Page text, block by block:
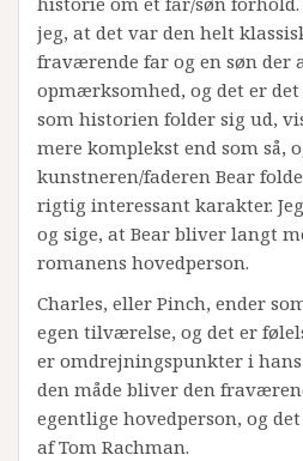
jeg, at det var den helt
fraværende far og en søn der
opmærksomhed, og det er det
som historien folder sig ud,
mere komplekst end som så,
kunstneren/faderen Bear
rigtig interessant karakter.
og sige, at Bear bliver langt
romanens hovedperson.
Charles, eller Pinch, ender
egen tilværelse, og det er
er omdrejningspunkter i
den måde bliver den
egentlige hovedperson, og
af Tom Rachman.